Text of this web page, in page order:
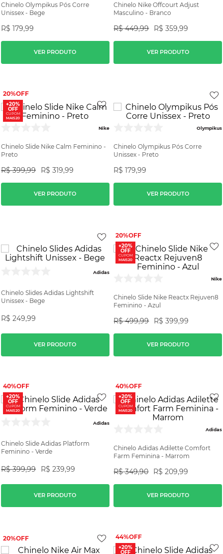
Chinelo Olympikus Pós Corre
Unissex - Bege
R$ 179,99
VER PRODUTO
Chinelo Nike Offcourt Adjust
Masculino - Branco
R$ 449,99 R$ 359,99
VER PRODUTO
20%
+20%
OFF
CUPOM
MAIS20
Nike
Chinelo Slide Nike Calm Feminino -
Preto
R$ 399,99 R$ 319,99
VER PRODUTO
Olympikus
Chinelo Olympikus Pós Corre
Unissex - Preto
R$ 179,99
VER PRODUTO
Adidas
Chinelo Slides Adidas Lightshift
Unissex - Bege
R$ 249,99
VER PRODUTO
20%
+20%
OFF
CUPOM
MAIS20
Nike
Chinelo Slide Nike Reactx Rejuven8
Feminino - Azul
R$ 499,99 R$ 399,99
VER PRODUTO
40%
+20%
OFF
CUPOM
MAIS20
Adidas
Chinelo Slide Adidas Platform
Feminino - Verde
R$ 399,99 R$ 239,99
VER PRODUTO
40%
+20%
OFF
CUPOM
MAIS20
Adidas
Chinelo Adidas Adilette Comfort
Farm Feminina - Marrom
R$ 349,90 R$ 209,99
VER PRODUTO
20% 44%
+20%
OFF